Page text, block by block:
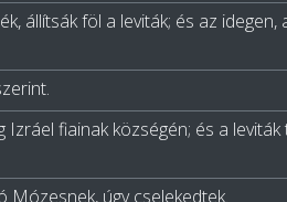
állítsák föl a leviták; és az idegen,
fiainak községén; és a leviták
Mózesnek, úgy cselekedtek.